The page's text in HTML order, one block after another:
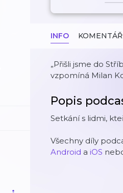
INFO
„Přišli jsme do
vzpomíná Milan
Popis
Setkání s lidmi,
Všechny díly
Android a iOS